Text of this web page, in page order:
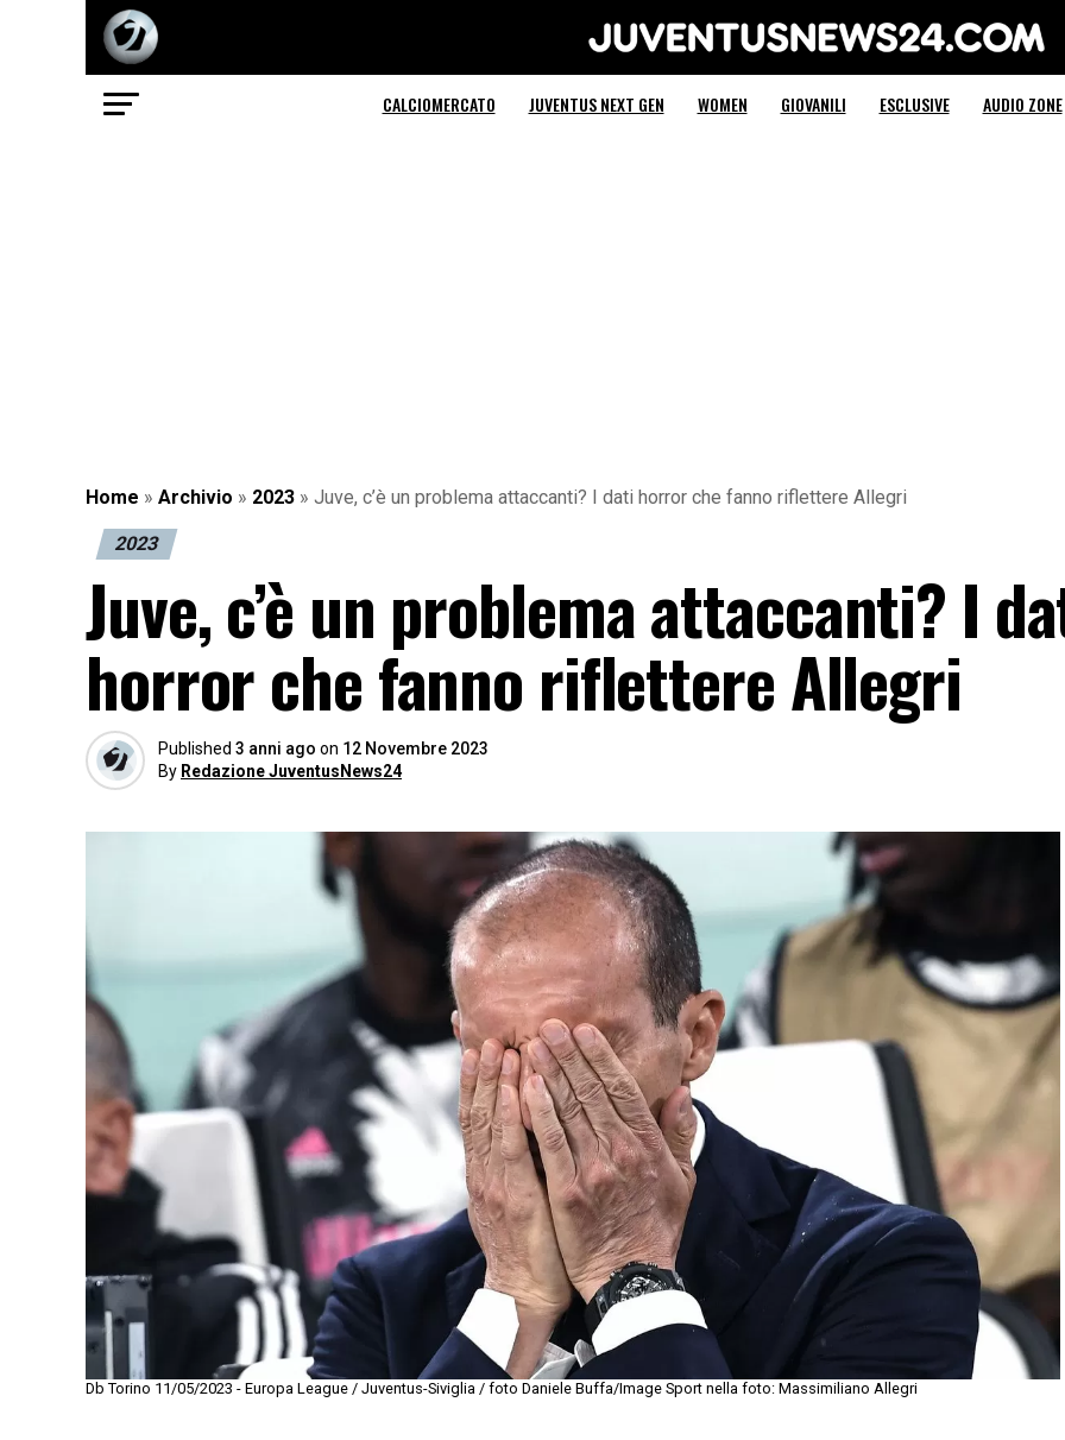
Juventus News 24
CALCIOMERCATO JUVENTUS NEXT GEN WOMEN GIOVANILI ESCLUSIVE AUDIO ZONE
Home » Archivio » 2023 » Juve, c’è un problema attaccanti? I dati horror che fanno riflettere Allegri
2023
Juve, c’è un problema attaccanti? I
horror che fanno riflettere Allegri
Published 3 anni ago on 12 Novembre 2023
By Redazione JuventusNews24
Db Torino 11/05/2023 - Europa League / Juventus-Siviglia / foto Daniele Buffa/Image Sport nella foto: Massimiliano Allegri